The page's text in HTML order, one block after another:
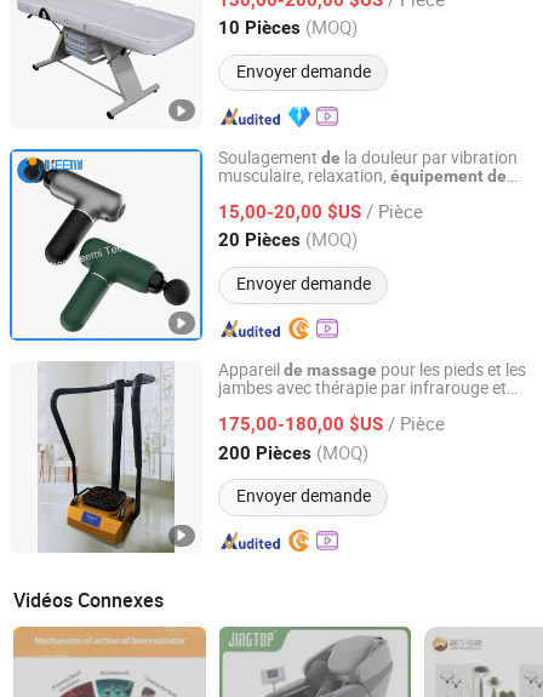
10 Pièces (MOQ)
Envoyer demande
Guangdong, China Depuis 2019
Soulagement de la douleur par vibration
musculaire, relaxation, équipementde
15,00-20,00 $US / Pièce
20 Pièces (MOQ)
Envoyer demande
Shenzhen Ikeemi Technology Co., Ltd.
Guangdong, China Depuis 2016
Appareilde massage pour les pieds et les
jambes avec thérapie par infrarouge et
circulation sanguine, percussion en
spirale Shiatsu avec accoudoir en fer
type anneau
175,00-180,00 $US / Pièce
200 Pièces (MOQ)
Envoyer demande
Xiamen Morrow Sun Technology Co., Ltd.
Fujian, China Depuis 2021
Vidéos Connexes